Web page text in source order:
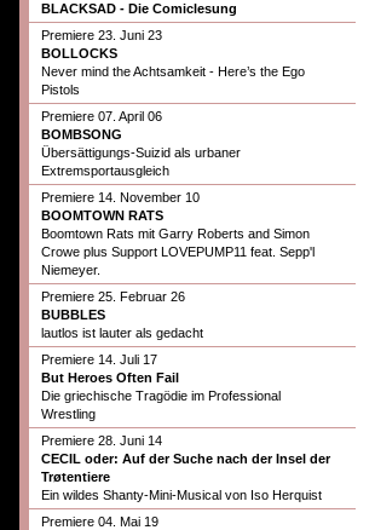
BLACKSAD - Die Comiclesung
Premiere 23. Juni 23
BOLLOCKS
Never mind the Achtsamkeit - Here’s the Ego
Pistols
Premiere 07. April 06
BOMBSONG
Übersättigungs-Suizid als urbaner
Extremsportausgleich
Premiere 14. November 10
BOOMTOWN RATS
Boomtown Rats mit Garry Roberts and Simon
Crowe plus Support LOVEPUMP11 feat. Sepp'l
Niemeyer.
Premiere 25. Februar 26
BUBBLES
lautlos ist lauter als gedacht
Premiere 14. Juli 17
But Heroes Often Fail
Die griechische Tragödie im Professional
Wrestling
Premiere 28. Juni 14
CECIL oder: Auf der Suche nach der Insel der
Trøtentiere
Ein wildes Shanty-Mini-Musical von Iso Herquist
Premiere 04. Mai 19